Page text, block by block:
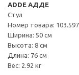
ADDE АДДЕ
Стул
Номер товара:
Ширина: 50 см
Высота: 8 см
Длина: 76 см
Вес: 2.92 кг